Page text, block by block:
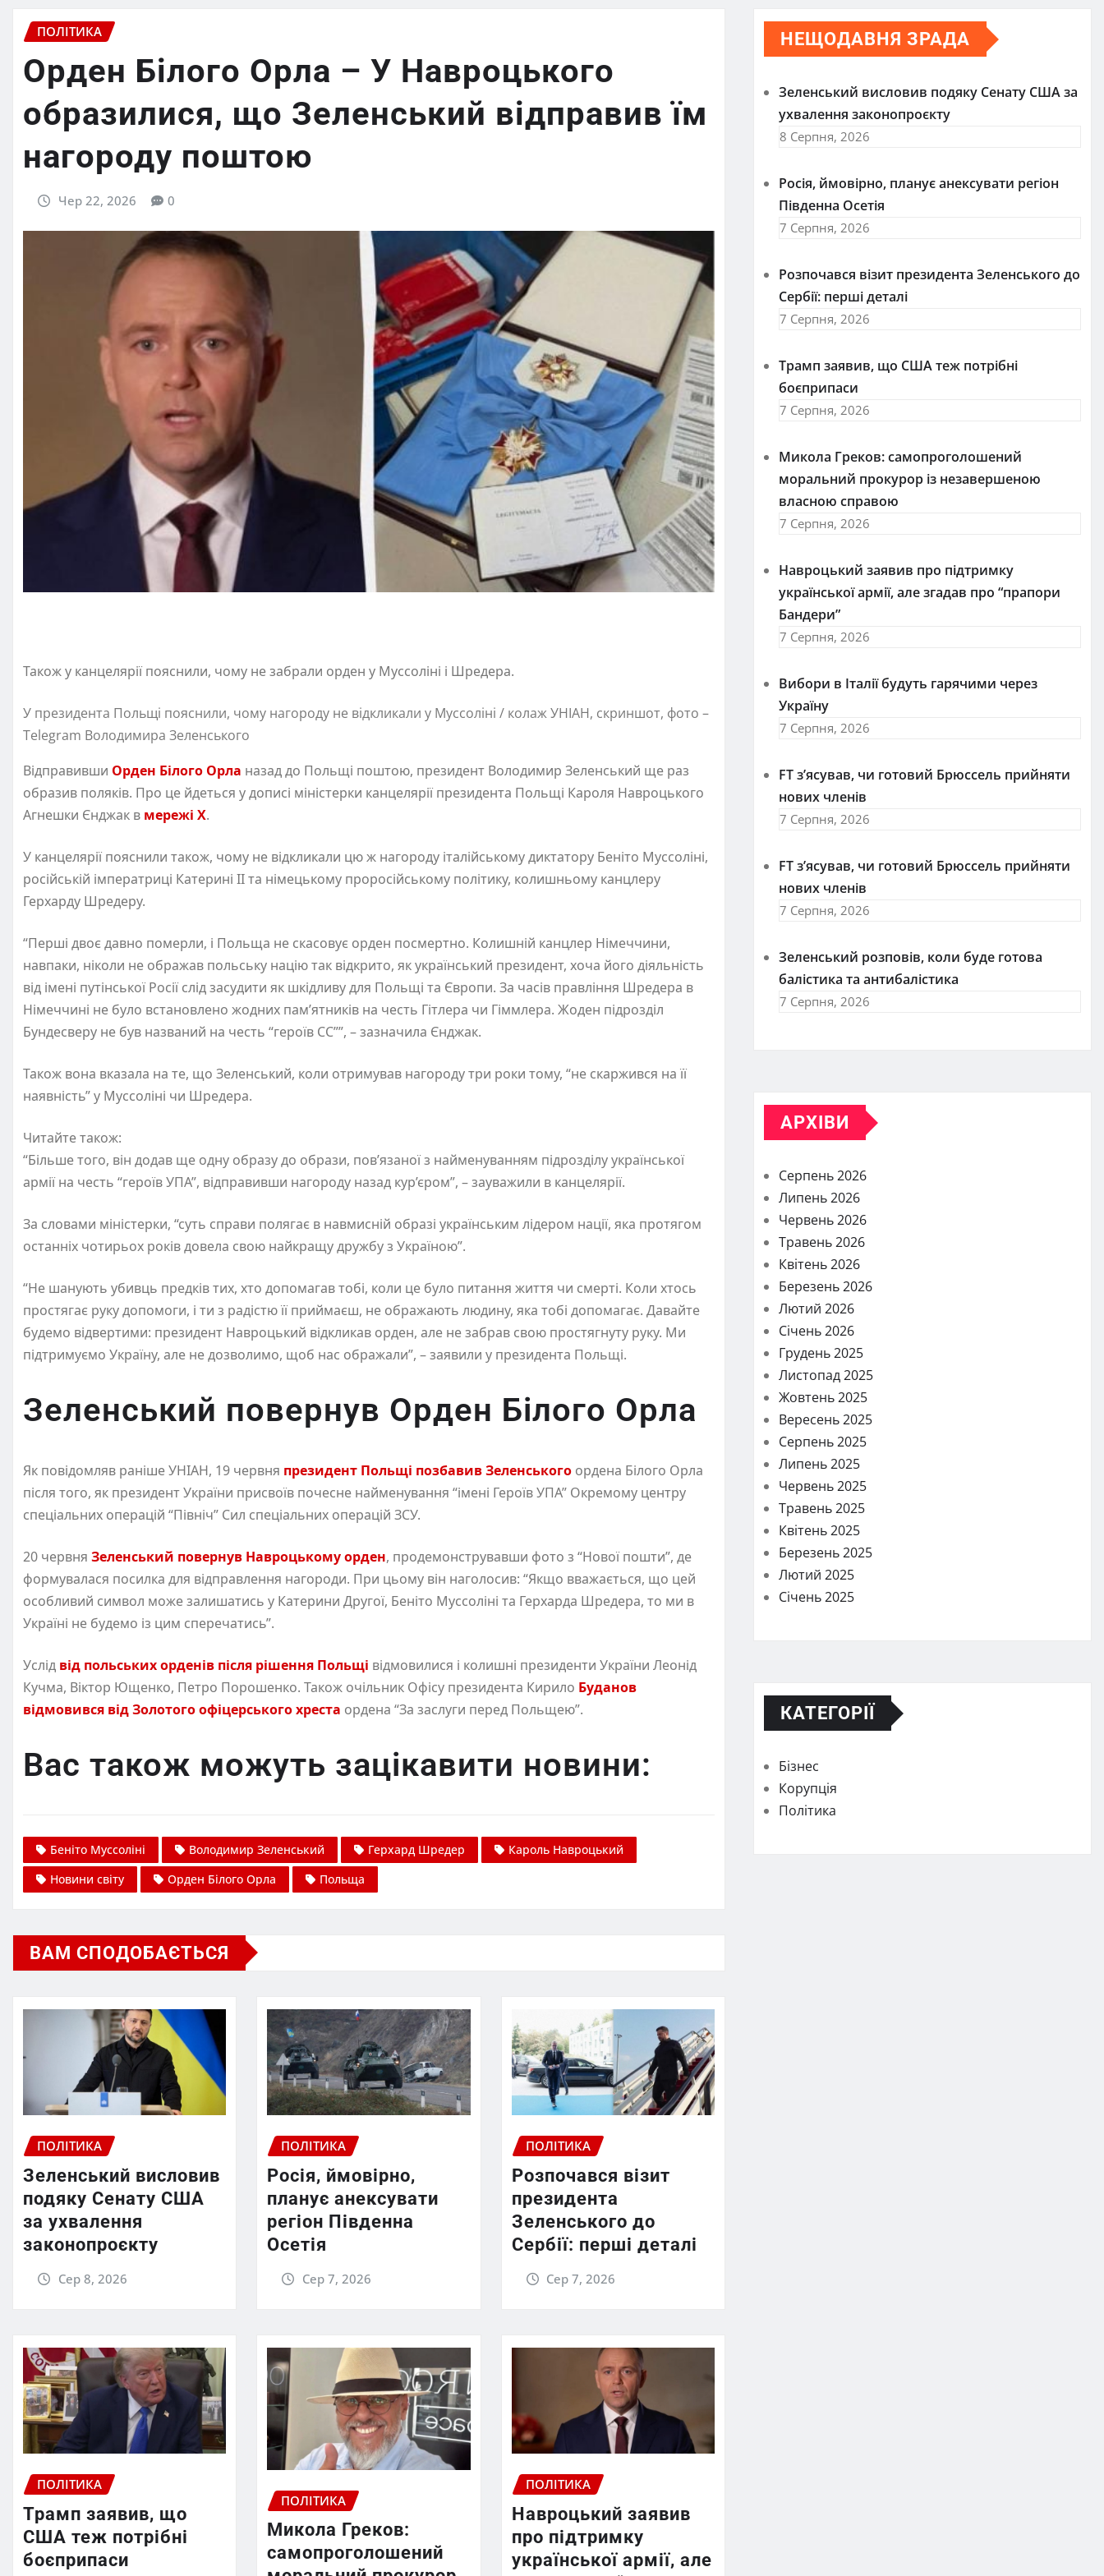
ПОЛІТИКА
Орден Білого Орла – У Навроцького
образилися, що Зеленський відправив їм
нагороду поштою
Чер 22, 2026 0
Також у канцелярії пояснили, чому не забрали орден у Муссоліні і Шредера.
У президента Польщі пояснили, чому нагороду не відкликали у Муссоліні / колаж УНІАН, скриншот, фото –
Telegram Володимира Зеленського
Відправивши Орден Білого Орла назад до Польщі поштою, президент Володимир Зеленський ще раз
образив поляків. Про це йдеться у дописі міністерки канцелярії президента Польщі Кароля Навроцького
Агнешки Єнджак в мережі Х.
У канцелярії пояснили також, чому не відкликали цю ж нагороду італійському диктатору Беніто Муссоліні,
російській імператриці Катерині ІІ та німецькому проросійському політику, колишньому канцлеру
Герхарду Шредеру.
“Перші двоє давно померли, і Польща не скасовує орден посмертно. Колишній канцлер Німеччини,
навпаки, ніколи не ображав польську націю так відкрито, як український президент, хоча його діяльність
від імені путінської Росії слід засудити як шкідливу для Польщі та Європи. За часів правління Шредера в
Німеччині не було встановлено жодних пам’ятників на честь Гітлера чи Гіммлера. Жоден підрозділ
Бундесверу не був названий на честь “героїв СС””, – зазначила Єнджак.
Також вона вказала на те, що Зеленський, коли отримував нагороду три роки тому, “не скаржився на її
наявність” у Муссоліні чи Шредера.
Читайте також:
“Більше того, він додав ще одну образу до образи, пов’язаної з найменуванням підрозділу української
армії на честь “героїв УПА”, відправивши нагороду назад кур’єром”, – зауважили в канцелярії.
За словами міністерки, “суть справи полягає в навмисній образі українським лідером нації, яка протягом
останніх чотирьох років довела свою найкращу дружбу з Україною”.
“Не шанують убивць предків тих, хто допомагав тобі, коли це було питання життя чи смерті. Коли хтось
простягає руку допомоги, і ти з радістю її приймаєш, не ображають людину, яка тобі допомагає. Давайте
будемо відвертими: президент Навроцький відкликав орден, але не забрав свою простягнуту руку. Ми
підтримуємо Україну, але не дозволимо, щоб нас ображали”, – заявили у президента Польщі.
Зеленський повернув Орден Білого Орла
Як повідомляв раніше УНІАН, 19 червня президент Польщі позбавив Зеленського ордена Білого Орла
після того, як президент України присвоїв почесне найменування “імені Героїв УПА” Окремому центру
спеціальних операцій “Північ” Сил спеціальних операцій ЗСУ.
20 червня Зеленський повернув Навроцькому орден, продемонструвавши фото з “Нової пошти”, де
формувалася посилка для відправлення нагороди. При цьому він наголосив: “Якщо вважається, що цей
особливий символ може залишатись у Катерини Другої, Беніто Муссоліні та Герхарда Шредера, то ми в
Україні не будемо із цим сперечатись”.
Услід від польських орденів після рішення Польщі відмовилися і колишні президенти України Леонід
Кучма, Віктор Ющенко, Петро Порошенко. Також очільник Офісу президента Кирило Буданов
відмовився від Золотого офіцерського хреста ордена “За заслуги перед Польщею”.
Вас також можуть зацікавити новини:
Беніто Муссоліні Володимир Зеленський Герхард Шредер
Кароль Навроцький
Новини світу
Орден Білого Орла Польща
ВАМ СПОДОБАЄТЬСЯ
ПОЛІТИКА
Зеленський висловив
подяку Сенату США
за ухвалення
законопроєкту
Сер 8, 2026
ПОЛІТИКА
Росія, ймовірно,
планує анексувати
регіон Південна
Осетія
Сер 7, 2026
ПОЛІТИКА
Розпочався візит
президента
Зеленського до
Сербії: перші деталі
Сер 7, 2026
ПОЛІТИКА
Трамп заявив, що
США теж потрібні
боєприпаси
ПОЛІТИКА
Микола Греков:
самопроголошений
ПОЛІТИКА
Навроцький заявив
про підтримку
української армії, але
НЕЩОДАВНЯ ЗРАДА
Зеленський висловив подяку Сенату США за
ухвалення законопроєкту
8 Серпня, 2026
Росія, ймовірно, планує анексувати регіон
Південна Осетія
7 Серпня, 2026
Розпочався візит президента Зеленського до
Сербії: перші деталі
7 Серпня, 2026
Трамп заявив, що США теж потрібні
боєприпаси
7 Серпня, 2026
Микола Греков: самопроголошений
моральний прокурор із незавершеною
власною справою
7 Серпня, 2026
Навроцький заявив про підтримку
української армії, але згадав про “прапори
Бандери”
7 Серпня, 2026
Вибори в Італії будуть гарячими через
Україну
7 Серпня, 2026
FT зʼясував, чи готовий Брюссель прийняти
нових членів
7 Серпня, 2026
FT зʼясував, чи готовий Брюссель прийняти
нових членів
7 Серпня, 2026
Зеленський розповів, коли буде готова
балістика та антибалістика
7 Серпня, 2026
АРХІВИ
Серпень 2026
Липень 2026
Червень 2026
Травень 2026
Квітень 2026
Березень 2026
Лютий 2026
Січень 2026
Грудень 2025
Листопад 2025
Жовтень 2025
Вересень 2025
Серпень 2025
Липень 2025
Червень 2025
Травень 2025
Квітень 2025
Березень 2025
Лютий 2025
Січень 2025
КАТЕГОРІЇ
Бізнес
Корупція
Політика